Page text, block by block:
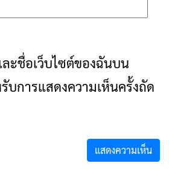
ะชื่อเว็บไซต์ของฉันบน
บการแสดงความเห็นครั้งถัด